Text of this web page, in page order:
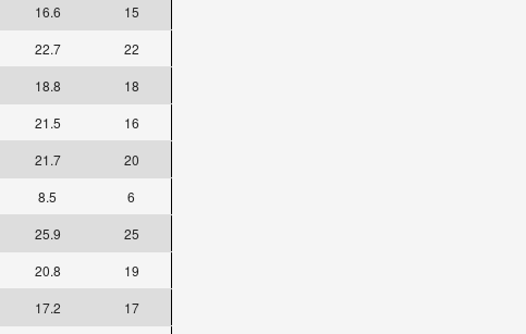
16.6
15
22.7
22
18.8
18
21.5
16
21.7
20
8.5
6
25.9
25
20.8
19
17.2
17